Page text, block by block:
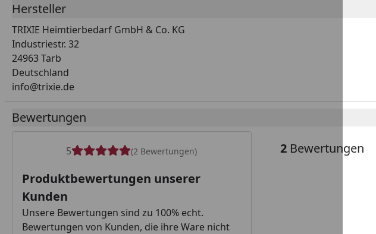
Hersteller
TRIXIE Heimtierbedarf GmbH & Co. KG
Industriestr. 32
24963 Tarb
Deutschland
info@trixie.de
Bewertungen
5 (2 Bewertungen)
Produktbewertungen unserer
Kunden
Unsere Bewertungen sind zu 100% echt.
Bewertungen von Kunden, die ihre Ware nicht
2Bewertungen